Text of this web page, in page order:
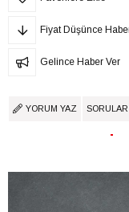
Fiyat Düşünce
Gelince Haber Ver
YORUM YAZ